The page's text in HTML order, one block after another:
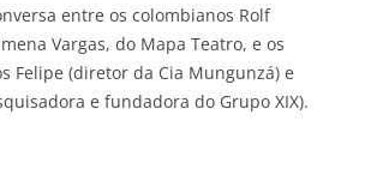
entre os colombianos Rolf
Vargas, do Mapa Teatro, e os
Felipe (diretor da Cia Mungunzá) e
e fundadora do Grupo XIX).